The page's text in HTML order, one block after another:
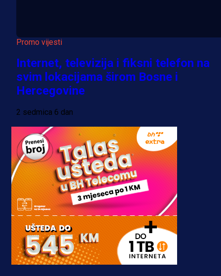
Promo vijesti
Internet, televizija i fiksni telefon na
svim lokacijama širom Bosne i
Hercegovine
2 sedmica 6 dan